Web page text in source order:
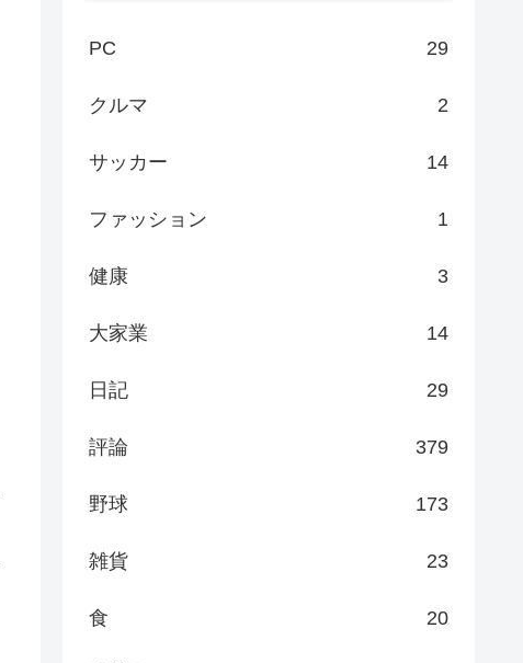
PC 29
クルマ 2
サッカー 14
ファッション 1
健康 3
大家業 14
日記 29
評論 379
野球 173
雑貨 23
食 20